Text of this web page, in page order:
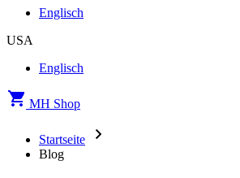
Englisch
USA
Englisch
MH Shop
Startseite
Blog